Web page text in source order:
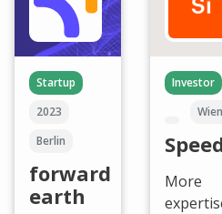
Startup
2023
Berlin
forward
earth
Investor
Wien
More